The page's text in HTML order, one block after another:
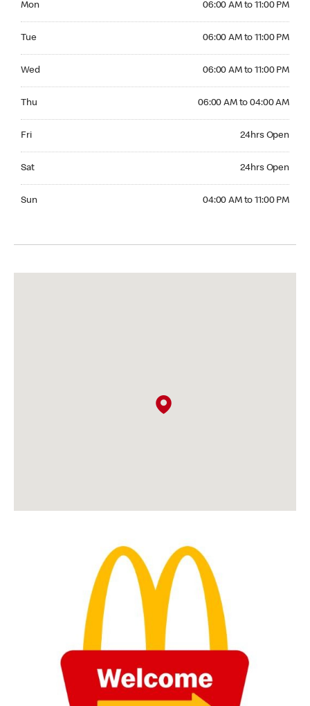
Mon 06:00 AM to 11:00 PM
Tue 06:00 AM to 11:00 PM
Wed 06:00 AM to 11:00 PM
Thu 06:00 AM to 04:00 AM
Fri 24hrs Open
Sat 24hrs Open
Sun 04:00 AM to 11:00 PM